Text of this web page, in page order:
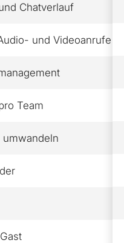
Chatverlauf
und Videoanrufe
Team
umwandeln